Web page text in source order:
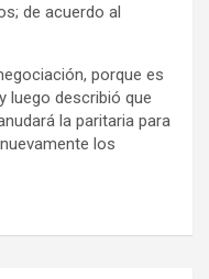
de acuerdo al
porque es
luego describió que
la paritaria para
los